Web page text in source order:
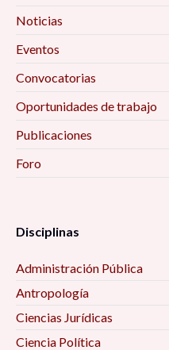
Noticias
Eventos
Convocatorias
Oportunidades de trabajo
Publicaciones
Foro
Disciplinas
Administración Pública
Antropología
Ciencias Jurídicas
Ciencia Política